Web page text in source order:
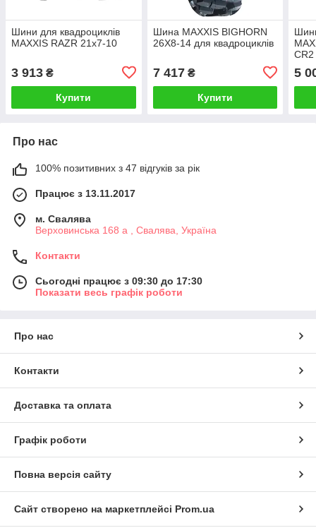
Шини для квадроциклів
MAXXIS RAZR 21x7-10
3 913 ₴
Купити
Шина MAXXIS BIGHORN
26X8-14 для квадроциклів
7 417₴
Купити
5
Про нас
100% позитивних з 47 відгуків за рік
Працює з 13.11.2017
м. Свалява
Верховинська 168 а , Свалява, Україна
Контакти
Сьогодні працює з 09:30 до 17:30
Показати весь графік роботи
Про нас
Контакти
Доставка та оплата
Графік роботи
Повна версія сайту
Сайт створено на маркетплейсі Prom.ua